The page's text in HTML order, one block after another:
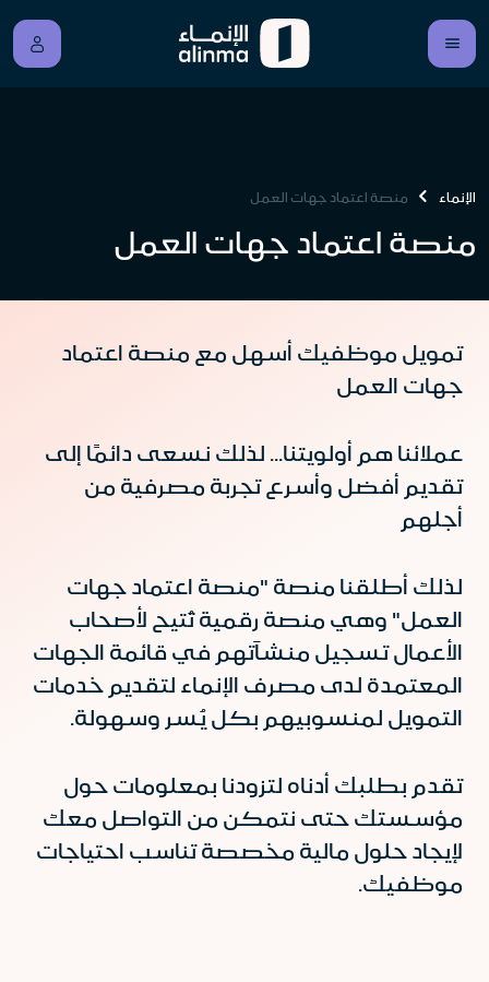
الإنماء منصة اعتماد جهات العمل
منصة اعتماد جهات العمل
تمويل موظفيك أسهل مع منصة اعتماد
جهات العمل
عملائنا هم أولويتنا... لذلك نسعى دائمًا إلى
تقديم أفضل وأسرع تجربة مصرفية من
أجلهم
لذلك أطلقنا منصة "منصة اعتماد جهات
العمل" وهي منصة رقمية تُتيح لأصحاب
الأعمال تسجيل منشآتهم في قائمة الجهات
المعتمدة لدى مصرف الإنماء لتقديم خدمات
التمويل لمنسوبيهم بكل يُسر وسهولة.
تقدم بطلبك أدناه لتزودنا بمعلومات حول
مؤسستك حتى نتمكن من التواصل معك
لإيجاد حلول مالية مخصصة تناسب احتياجات
موظفيك.